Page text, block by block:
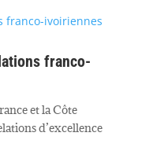
franco-
et la Côte
d’excellence